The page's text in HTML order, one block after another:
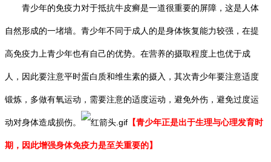
青少年的免疫力对于抵抗牛皮癣是一道很重要的屏障，这是人体
自然形成的一堵墙。青少年不同于成人的是身体恢复能力较强，在提
高免疫力上青少年也有自己的优势。在营养的摄取程度上也优于成
人，因此要注意平时蛋白质和维生素的摄入，其次青少年要注意适度
锻炼，多做有氧运动，需要注意的适度运动，避免外伤，避免过度运
动对身体造成损伤。 【青少年正是出于生理与心理发育时
期，因此增强身体免疫力是至关重要的】